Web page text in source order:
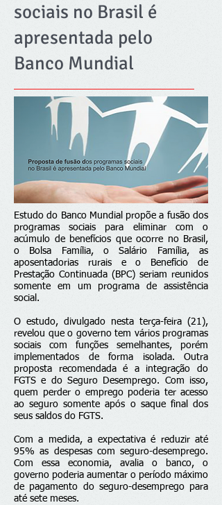
sociais no Brasil é
apresentada pelo
Banco Mundial
Estudo do Banco Mundial propõe a fusão dos
programas sociais para eliminar com o
acúmulo de benefícios que ocorre no Brasil,
o Bolsa Família, o Salário Família, as
aposentadorias rurais e o Benefício de
Prestação Continuada (BPC) seriam reunidos
somente em um programa de assistência
social.
O estudo, divulgado nesta terça-feira (21),
revelou que o governo tem vários programas
sociais com funções semelhantes, porém
implementados de forma isolada. Outra
proposta recomendada é a integração do
FGTS e do Seguro Desemprego. Com isso,
quem perder o emprego poderia ter acesso
ao seguro somente após o saque final dos
seus saldos do FGTS.
Com a medida, a expectativa é reduzir até
95% as despesas com seguro-desemprego.
Com essa economia, avalia o banco, o
governo poderia aumentar o período máximo
de pagamento do seguro-desemprego para
até sete meses.